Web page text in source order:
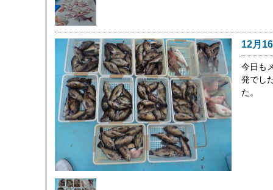
12月
今日も
発でし
た。